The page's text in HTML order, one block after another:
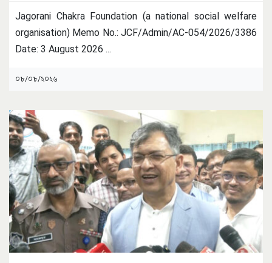
Jagorani Chakra Foundation (a national social welfare
organisation) Memo No.: JCF/Admin/AC-054/2026/3386
Date: 3 August 2026 ...
০৮/০৮/২০২৬